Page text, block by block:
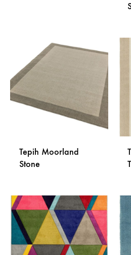
ŽELJA
Tepih Moorland
Stone
DODAJ
NA
LISTU
ŽELJA